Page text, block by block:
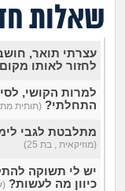
שאלות
עצרתי תואר,
לחזור לאותו
למרות הקושי,
התחלתי? (תותית
מתלבטת לגבי
(מוזיקאית , בת 25)
יש לי תשוקה
כיוון מה לעשות?